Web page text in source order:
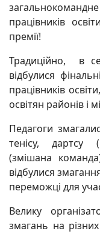
працівників
премії!
Традиційно, в
відбулися
працівників
освітян районів і
Педагоги
тенісу, дартсу
(змішана
відбулися
переможці для
Велику
змагань на